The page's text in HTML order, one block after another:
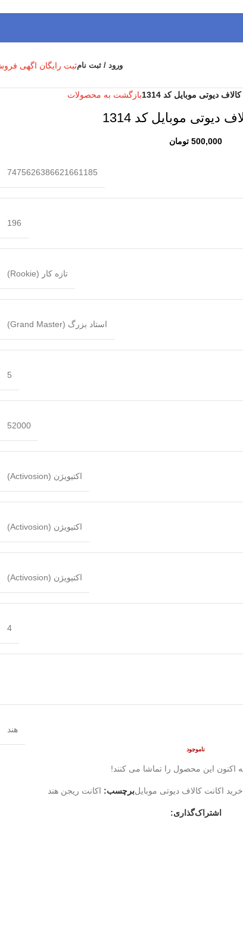
ورود / ثبت نامثبت رایگان اگهی
دیوتی موبایل کد 1314 بازگشت به محصولات
دیوتی موبایل کد 1314
500,000 تومان
7475626386621661185
196
تازه کار (Rookie)
استاد بزرگ (Grand Master)
5
52000
اکتیویژن (Activosion)
اکتیویژن (Activosion)
اکتیویژن (Activosion)
4
هند
ناموجود
اکنون این محصول را تماشا می کنند!
خرید اکانت کالاف دیوتی موبایلبرچسب: اکانت ریجن هند
اشتراک‌گذاری: